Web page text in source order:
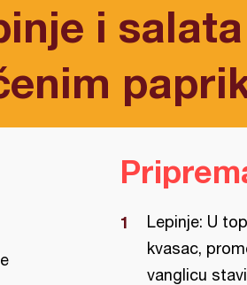
i
Lepinje: U
kvasac,
vanglicu